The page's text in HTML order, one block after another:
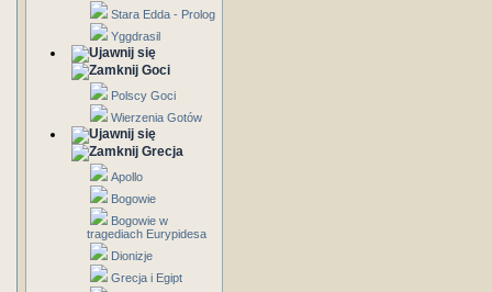
Stara Edda - Prolog
Yggdrasil
Goci
Polscy Goci
Wierzenia Gotów
Grecja
Apollo
Bogowie
Bogowie w
tragediach Eurypidesa
Dionizje
Grecja i Egipt